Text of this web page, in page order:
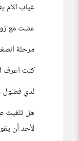
غياب
عشت مع
مرحلة
كنت اعرف
لدي فضول
هل تلقيت
لأحد أن